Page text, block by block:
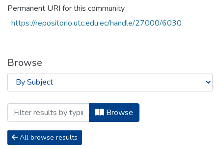
Permanent URI for this community
https://repositorio.utc.edu.ec/handle/27000/6030
Browse
Browsing Maestría en Educación Básica
Browse
All browse results